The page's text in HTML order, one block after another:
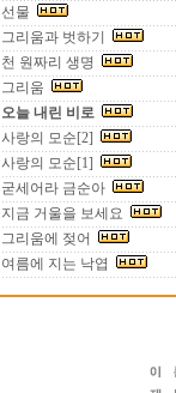
선물
그리움과 벗하기
천 원짜리 생명
그리움
오늘 내린 비로
사랑의 모순[2]
사랑의 모순[1]
굳세어라 금순아
지금 거울을 보세요
그리움에 젖어
여름에 지는 낙엽